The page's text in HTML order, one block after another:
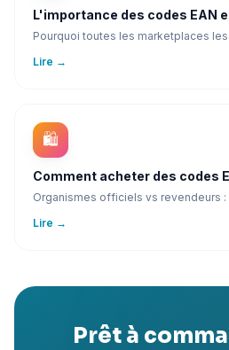
L'importance des codes EAN
Pourquoi toutes les marketplaces
Lire →
🛍️
Comment acheter des codes
Organismes officiels vs revendeurs
Lire →
Prêt à